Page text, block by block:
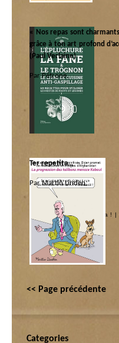
« Nos repas sont
grâce à ton art profond
(Paul Verlaine)
Par Pétrone.
Catégorie :
|Libri
Ter repetita…
Par Martin Linden.
Catégorie :
|America ! America ! |
Politique internationale
<< Page précédente
Categories